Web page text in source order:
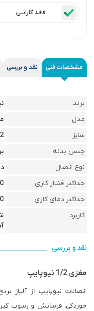
فاقد گارانتی
مشخصات فنی نقد و بررسی
برند
مدل
سایز
1/
جنس بدنه
نوع اتصال
حداکثر فشار کاری
حداکثر دمای کاری
90
کاربرد
نقد و بررسی
مغزی 1/2 نیوپایپ
اتصالات نیوپایپ از آلیاژ
خوردگی، فرسایش و رسوب